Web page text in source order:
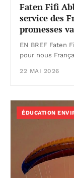
Faten Fifi
service des
promesses
EN BREF Faten
pour nous
22 MAI 2026
ÉDUCATION